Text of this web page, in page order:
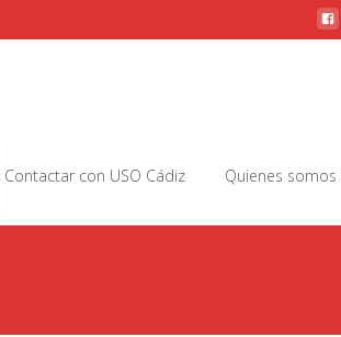
Contactar con USO Cádiz Quienes somos